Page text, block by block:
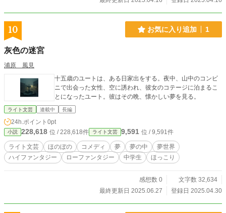
10 お気に入り追加 1
灰色の迷宮
浦原 風見
十五歳のユートは、ある日家出をする。夜中、山中のコンビ
ニで出会った女性、空に誘われ、彼女のコテージに泊まるこ
とになったユート。彼はその晩、懐かしい夢を見る。
ライト文芸 連載中 長編
24h.ポイント 0pt
小説 228,618 位 / 228,618件 ライト文芸 9,591 位 / 9,591件
ライト文芸 ほのぼの コメディ 夢 夢の中
夢世界
ハイファンタジー
ローファンタジー 中学生 ほっこり
感想数 0
文字数 32,634
最終更新日 2025.06.27
登録日 2025.04.30